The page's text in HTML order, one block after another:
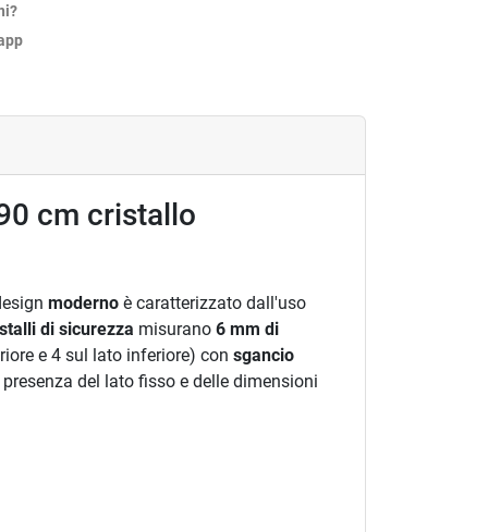
cm cristallo
moderno è caratterizzato dall'uso
di sicurezza misurano 6 mm di
e 4 sul lato inferiore) con sgancio
del lato fisso e delle dimensioni